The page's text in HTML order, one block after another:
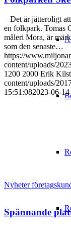
– Det är jätteroligt
en folkpark. Tomas
måleri Mora, är
som den senaste…
https://
content/uploads/
1200 2000 Erik
content/uploads/
15:51:082023-06-
Nyheter
Spännande